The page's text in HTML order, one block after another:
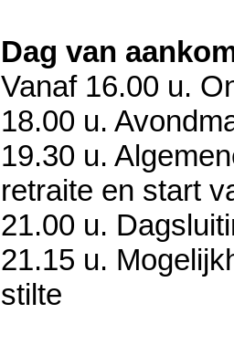
Da g van
Vanaf 16.00 u.
18.00 u.
19.30 u.
retraite en start
21.00 u.
21.15 u.
stilte